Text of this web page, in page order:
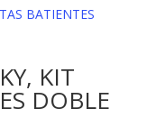
KIT
DOBLE